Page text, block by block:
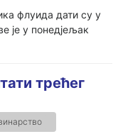
флуида дати су у
је у понедјељак
трећег